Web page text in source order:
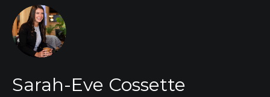
Sarah-Eve Cossette